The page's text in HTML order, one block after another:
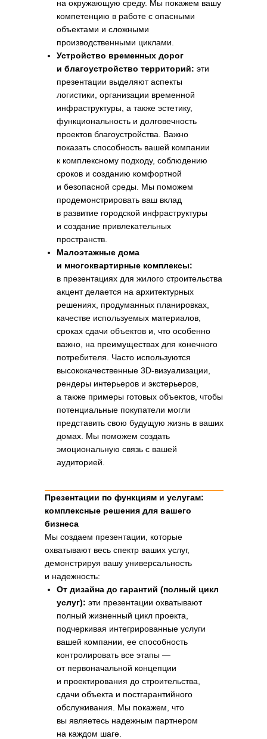
на окружающую среду. Мы покажем вашу
компетенцию в работе с опасными
объектами и сложными
производственными циклами.
Устройство временных дорог
и благоустройство территорий: эти
презентации выделяют аспекты
логистики, организации временной
инфраструктуры, а также эстетику,
функциональность и долговечность
проектов благоустройства. Важно
показать способность вашей компании
к комплексному подходу, соблюдению
сроков и созданию комфортной
и безопасной среды. Мы поможем
продемонстрировать ваш вклад
в развитие городской инфраструктуры
и создание привлекательных
пространств.
Малоэтажные дома
и многоквартирные комплексы:
в презентациях для жилого строительства
акцент делается на архитектурных
решениях, продуманных планировках,
качестве используемых материалов,
сроках сдачи объектов и, что особенно
важно, на преимуществах для конечного
потребителя. Часто используются
высококачественные 3D-визуализации,
рендеры интерьеров и экстерьеров,
а также примеры готовых объектов, чтобы
потенциальные покупатели могли
представить свою будущую жизнь в ваших
домах. Мы поможем создать
эмоциональную связь с вашей
аудиторией.
Презентации по функциям и услугам:
комплексные решения для вашего
бизнеса
Мы создаем презентации, которые
охватывают весь спектр ваших услуг,
демонстрируя вашу универсальность
и надежность:
От дизайна до гарантий (полный цикл
услуг): эти презентации охватывают
полный жизненный цикл проекта,
подчеркивая интегрированные услуги
вашей компании, ее способность
контролировать все этапы —
от первоначальной концепции
и проектирования до строительства,
сдачи объекта и постгарантийного
обслуживания. Мы покажем, что
вы являетесь надежным партнером
на каждом шаге.
Ключевые элементы
успешной презентации:
строим доверие
и демонстрируем результаты